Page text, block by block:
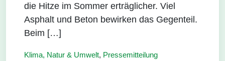
die Hitze im Sommer erträglicher. Viel
Asphalt und Beton bewirken das Gegenteil.
Beim […]
Klima, Natur & Umwelt, Pressemitteilung